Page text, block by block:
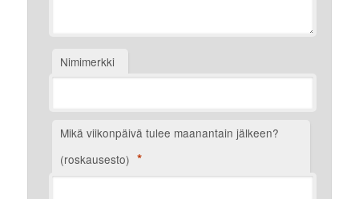
Nimimerkki
Mikä viikonpäivä tulee maanantain jälkeen?
(roskausesto) *